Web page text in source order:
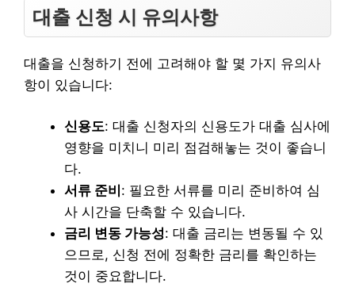
대출 신청 시 유의사항
대출을 신청하기 전에 고려해야 할 몇 가지 유의사
항이 있습니다:
신용도: 대출 신청자의 신용도가 대출 심사에
영향을 미치니 미리 점검해놓는 것이 좋습니
다.
서류 준비 : 필요한 서류를 미리 준비하여 심
사 시간을 단축할 수 있습니다.
금리 변동 가능성: 대출 금리는 변동될 수 있
으므로, 신청 전에 정확한 금리를 확인하는
것이 중요합니다.